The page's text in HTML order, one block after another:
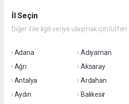
İl Seçin
Diğer il ile ilgili veriye ulaşmak için lütfen
Adana Adıyaman
Ağrı
Aksaray
Antalya
Ardahan
Aydın
Balıkesir